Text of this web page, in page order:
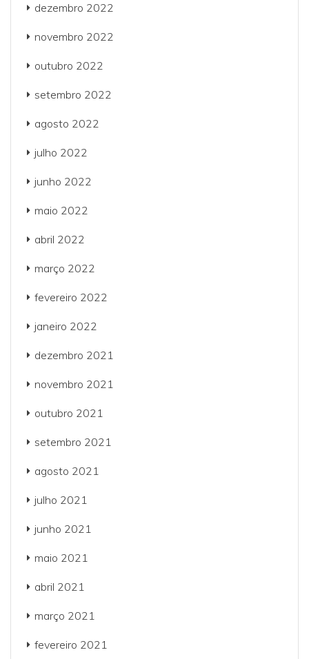
dezembro 2022
novembro 2022
outubro 2022
setembro 2022
agosto 2022
julho 2022
junho 2022
maio 2022
abril 2022
março 2022
fevereiro 2022
janeiro 2022
dezembro 2021
novembro 2021
outubro 2021
setembro 2021
agosto 2021
julho 2021
junho 2021
maio 2021
abril 2021
março 2021
fevereiro 2021